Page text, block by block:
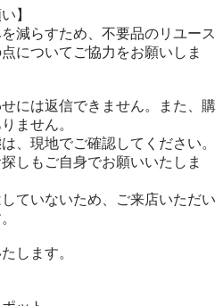
】
減らすため、不要品のリユース
についてご協力をお願いしま
には返信できません。また、購
ません。
、現地でご確認してください。
しもご自身でお願いいたしま
ていないため、ご来店いただい
します。